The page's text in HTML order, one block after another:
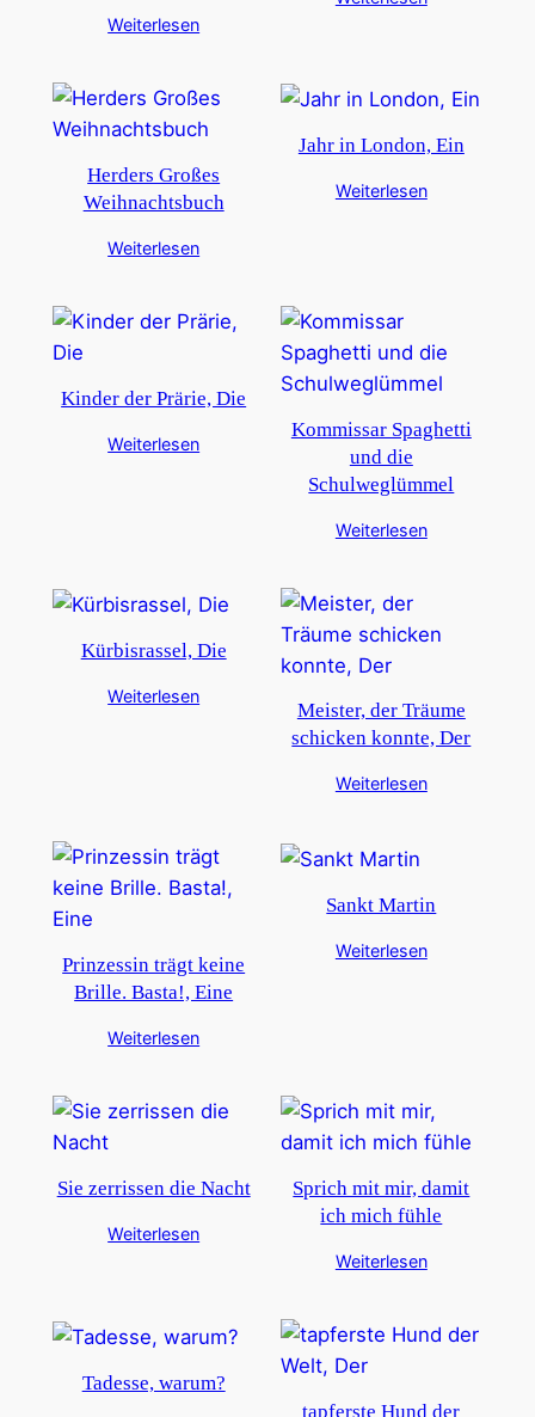
Weiterlesen
Herders Großes
Weihnachtsbuch
Weiterlesen
Jahr in London, Ein
Weiterlesen
Kinder der Prärie, Die
Weiterlesen
Kommissar Spaghetti
und die
Schulweglümmel
Weiterlesen
Kürbisrassel, Die
Weiterlesen
Meister, der Träume
schicken konnte, Der
Weiterlesen
Prinzessin trägt keine
Brille. Basta!, Eine
Weiterlesen
Sankt Martin
Weiterlesen
Sie zerrissen die Nacht
Weiterlesen
Sprich mit mir, damit
ich mich fühle
Weiterlesen
Tadesse, warum?
tapferste Hund der